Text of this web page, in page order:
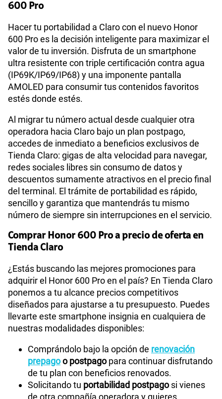
600 Pro
Hacer tu portabilidad a Claro con el nuevo Honor
600 Pro es la decisión inteligente para maximizar el
valor de tu inversión. Disfruta de un smartphone
ultra resistente con triple certificación contra agua
(IP69K/IP69/IP68) y una imponente pantalla
AMOLED para consumir tus contenidos favoritos
estés donde estés.
Al migrar tu número actual desde cualquier otra
operadora hacia Claro bajo un plan postpago,
accedes de inmediato a beneficios exclusivos de
Tienda Claro: gigas de alta velocidad para navegar,
redes sociales libres sin consumo de datos y
descuentos sumamente atractivos en el precio final
del terminal. El trámite de portabilidad es rápido,
sencillo y garantiza que mantendrás tu mismo
número de siempre sin interrupciones en el servicio.
Comprar Honor 600 Pro a precio de oferta en
Tienda Claro
¿Estás buscando las mejores promociones para
adquirir el Honor 600 Pro en el país? En Tienda Claro
ponemos a tu alcance precios competitivos
diseñados para ajustarse a tu presupuesto. Puedes
llevarte este smartphone insignia en cualquiera de
nuestras modalidades disponibles:
Comprándolo bajo la opción de renovación
prepagoo postpagopara continuar disfrutando
de tu plan con beneficios renovados.
Solicitando tu portabilidad postpagosi vienes
de otra compañía operadora y quieres